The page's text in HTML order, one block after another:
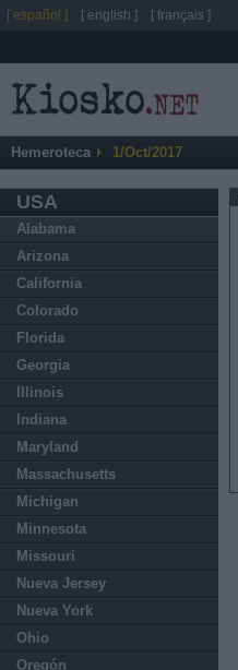
Hemeroteca 1/Oct/2017
USA
Alabama
Arizona
California
Colorado
Florida
Georgia
Illinois
Indiana
Maryland
Massachusetts
Michigan
Minnesota
Missouri
Nueva Jersey
Nueva York
Ohio
Oregón
[ español ] [ english ] [ français ]